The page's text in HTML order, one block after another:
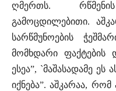
ღმერთს.
გამოცდილებითი.
სარწმუნოების
მომხდარი ფაქტების
ესეა”, `მაშასადამე ეს
იქნება”. აშკარაა, რომ